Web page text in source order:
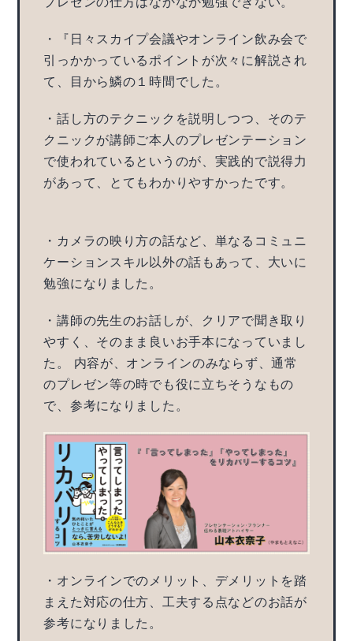
・『日々スカイプ会議やオンライン飲み会で
引っかかっているポイントが次々に解説され
て、目から鱗の１時間でした。
・話し方のテクニックを説明しつつ、そのテ
クニックが講師ご本人のプレゼンテーション
で使われているというのが、実践的で説得力
があって、とてもわかりやすかったです。
・カメラの映り方の話など、単なるコミュニ
ケーションスキル以外の話もあって、大いに
勉強になりました。
・講師の先生のお話しが、クリアで聞き取り
やすく、そのまま良いお手本になっていまし
た。 内容が、オンラインのみならず、通常
のプレゼン等の時でも役に立ちそうなもの
で、参考になりました。
・オンラインでのメリット、デメリットを踏
まえた対応の仕方、工夫する点などのお話が
参考になりました。